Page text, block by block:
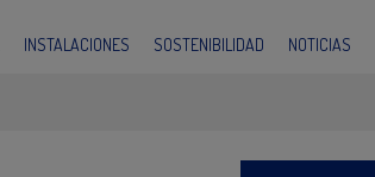
INSTALACIONES SOSTENIBILIDAD NOTICIAS